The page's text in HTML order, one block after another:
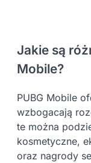
Jakie są
Mobile?
PUBG Mobile
wzbogacają
te można
kosmetyczne,
oraz nagrody